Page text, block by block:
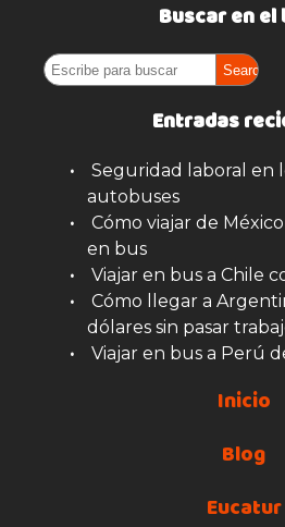
Buscar en el
Entradas
Seguridad laboral en
autobuses
Cómo viajar de
en bus
Viajar en bus a Chile
Cómo llegar a
dólares sin pasar
Viajar en bus a Perú
Inicio
Blog
Eucatur